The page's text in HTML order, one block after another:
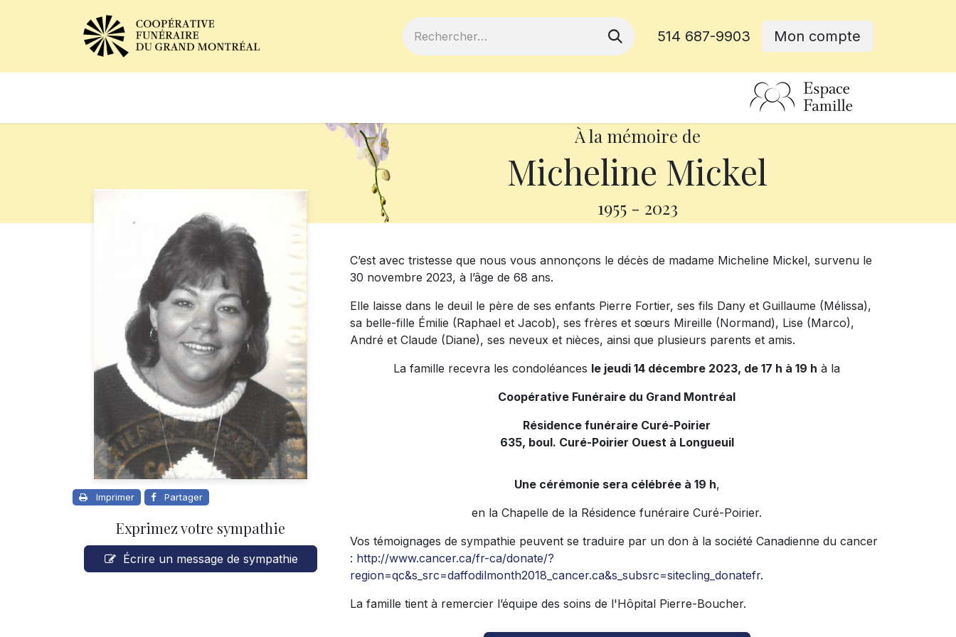
514 687-9903 Mon compte
À la mémoire de
Micheline Mickel
1955 - 2023
Imprimer Partager
Exprimez votre sympathie
Écrire un message de sympathie
C’est avec tristesse que nous vous annonçons le décès de madame Micheline Mickel, survenu le
30 novembre 2023, à l’âge de 68 ans.
Elle laisse dans le deuil le père de ses enfants Pierre Fortier, ses fils Dany et Guillaume (Mélissa),
sa belle-fille Émilie (Raphael et Jacob), ses frères et sœurs Mireille (Normand), Lise (Marco),
André et Claude (Diane), ses neveux et nièces, ainsi que plusieurs parents et amis.
La famille recevra les condoléances le jeudi 14 décembre 2023, de 17 h à 19 h à la
Coopérative Funéraire du Grand Montréal
Résidence funéraire Curé-Poirier
635, boul. Curé-Poirier Ouest à Longueuil
Une cérémonie sera célébrée à 19 h,
en la Chapelle de la Résidence funéraire Curé-Poirier.
Vos témoignages de sympathie peuvent se traduire par un don à la société Canadienne du cancer
: http://www.cancer.ca/fr-ca/donate/?
region=qc&s_src=daffodilmonth2018_cancer.ca&s_subsrc=sitecling_donatefr.
La famille tient à remercier l’équipe des soins de l'Hôpital Pierre-Boucher.